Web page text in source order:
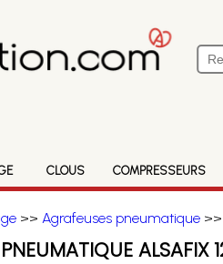
CLOUS COMPRESSEURS
>> Agrafeuses pneumatique>>